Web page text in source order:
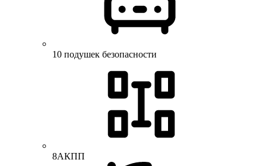
10 подушек безопасности
8АКПП